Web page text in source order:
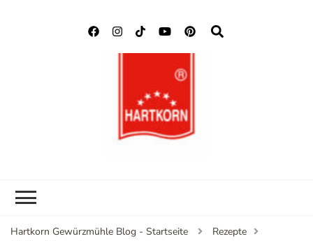
Hartkorn Gewürzmühle Blog - Startseite
Rezepte